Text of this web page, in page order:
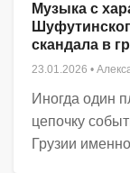
Музыка с
скандала в
23.01.2026 •
Иногда один
цепочку
Грузии